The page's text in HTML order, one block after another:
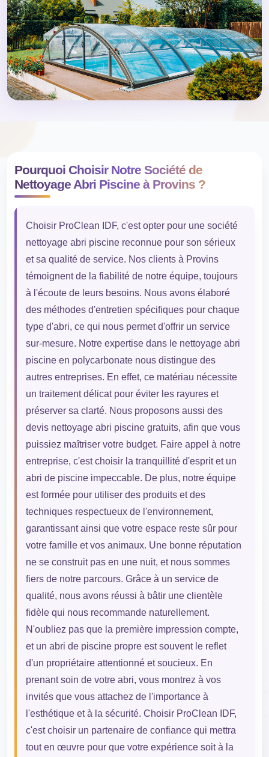
Pourquoi Choisir Notre Société de
Nettoyage Abri Piscine à Provins ?
Choisir ProClean IDF, c'est opter pour une société
nettoyage abri piscine reconnue pour son sérieux
et sa qualité de service. Nos clients à Provins
témoignent de la fiabilité de notre équipe, toujours
à l'écoute de leurs besoins. Nous avons élaboré
des méthodes d'entretien spécifiques pour chaque
type d'abri, ce qui nous permet d'offrir un service
sur-mesure. Notre expertise dans le nettoyage abri
piscine en polycarbonate nous distingue des
autres entreprises. En effet, ce matériau nécessite
un traitement délicat pour éviter les rayures et
préserver sa clarté. Nous proposons aussi des
devis nettoyage abri piscine gratuits, afin que vous
puissiez maîtriser votre budget. Faire appel à notre
entreprise, c'est choisir la tranquillité d'esprit et un
abri de piscine impeccable. De plus, notre équipe
est formée pour utiliser des produits et des
techniques respectueux de l'environnement,
garantissant ainsi que votre espace reste sûr pour
votre famille et vos animaux. Une bonne réputation
ne se construit pas en une nuit, et nous sommes
fiers de notre parcours. Grâce à un service de
qualité, nous avons réussi à bâtir une clientèle
fidèle qui nous recommande naturellement.
N'oubliez pas que la première impression compte,
et un abri de piscine propre est souvent le reflet
d'un propriétaire attentionné et soucieux. En
prenant soin de votre abri, vous montrez à vos
invités que vous attachez de l'importance à
l'esthétique et à la sécurité. Choisir ProClean IDF,
c'est choisir un partenaire de confiance qui mettra
tout en œuvre pour que votre expérience soit à la